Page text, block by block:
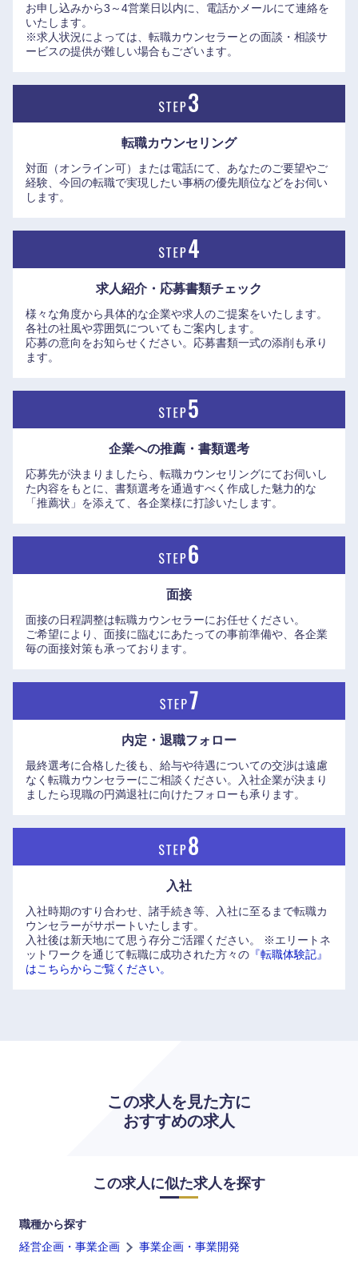
お申し込みから3～4営業日以内に、電話かメールにて連絡を
いたします。
※求人状況によっては、転職カウンセラーとの面談・相談サ
ービスの提供が難しい場合もございます。
転職カウンセリング
対面（オンライン可）または電話にて、あなたのご要望やご
経験、今回の転職で実現したい事柄の優先順位などをお伺い
します。
求人紹介・応募書類チェック
様々な角度から具体的な企業や求人のご提案をいたします。
各社の社風や雰囲気についてもご案内します。
応募の意向をお知らせください。応募書類一式の添削も承り
ます。
企業への推薦・書類選考
応募先が決まりましたら、転職カウンセリングにてお伺いし
た内容をもとに、書類選考を通過すべく作成した魅力的な
「推薦状」を添えて、各企業様に打診いたします。
面接
面接の日程調整は転職カウンセラーにお任せください。
ご希望により、面接に臨むにあたっての事前準備や、各企業
毎の面接対策も承っております。
内定・退職フォロー
最終選考に合格した後も、給与や待遇についての交渉は遠慮
なく転職カウンセラーにご相談ください。入社企業が決まり
ましたら現職の円満退社に向けたフォローも承ります。
入社
入社時期のすり合わせ、諸手続き等、入社に至るまで転職カ
ウンセラーがサポートいたします。
入社後は新天地にて思う存分ご活躍ください。
※エリートネ
ットワークを通じて転職に成功された方々の 『転職体験記』
はこちらからご覧ください。
この求人を見た方に
おすすめの求人
この求人に似た求人を探す
職種から探す
経営企画・事業企画
事業企画・事業開発
岡山県 広島県
山口県 徳島県
九州・沖縄
福岡県
鹿児島県 沖縄県